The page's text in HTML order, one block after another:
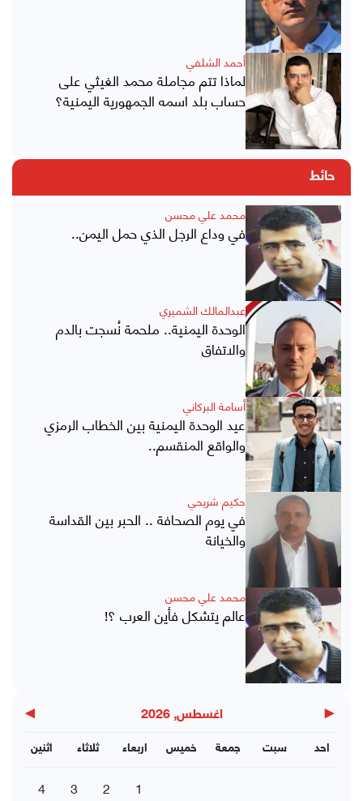
أحمد الشلفي
لماذا تتم مجاملة محمد الغيثي على
حساب بلد اسمه الجمهورية اليمنية؟
حائط
محمد علي محسن
في وداع الرجل الذي حمل اليمن..
عبدالمالك الشميري
الوحدة اليمنية.. ملحمة نُسجت بالدم
والاتفاق
أسامة البركاني
عيد الوحدة اليمنية بين الخطاب الرمزي
والواقع المنقسم..
حكيم شريحي
في يوم الصحافة .. الحبر بين القداسة
والخيانة
محمد علي محسن
عالم يتشكل فأين العرب ؟!
◀ اغسطس, 2026 ▶
اثنين ثلاثاء اربعاء خميس جمعة سبت احد
1
2
3
4